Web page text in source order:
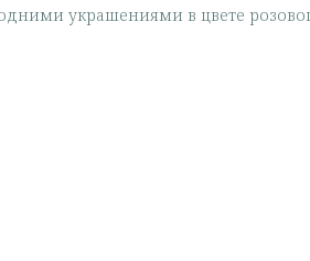
украшениями в цвете